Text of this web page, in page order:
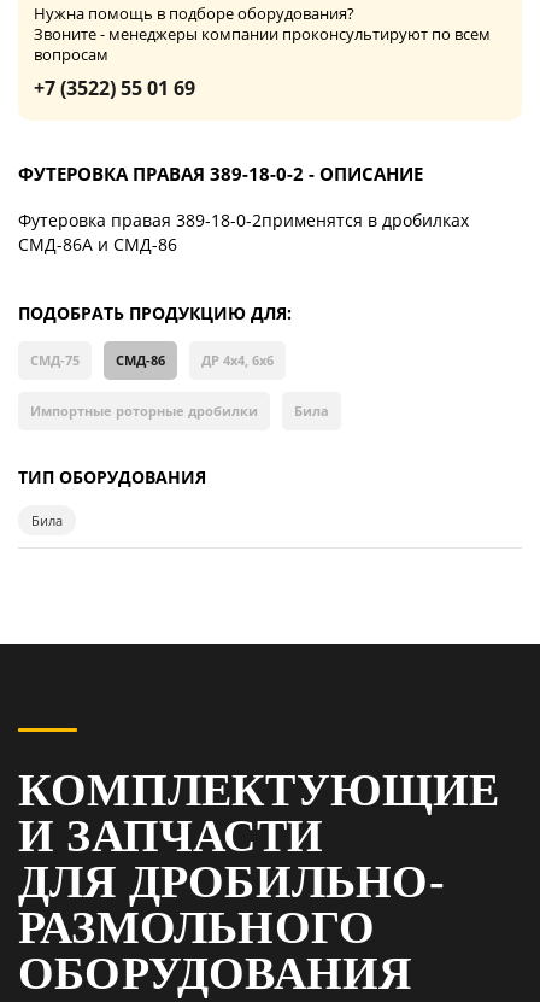
Нужна помощь в подборе оборудования?
Звоните - менеджеры компании проконсультируют по всем
вопросам
+7 (3522) 55 01 69
ФУТЕРОВКА ПРАВАЯ 389-18-0-2 - ОПИСАНИЕ
Футеровка правая 389-18-0-2применятся в дробилках
СМД-86А и СМД-86
ПОДОБРАТЬ ПРОДУКЦИЮ ДЛЯ:
СМД-75 СМД-86 ДР 4х4, 6х6
Импортные роторные дробилки Била
ТИП ОБОРУДОВАНИЯ
Била
КОМПЛЕКТУЮЩИЕ
И ЗАПЧАСТИ
ДЛЯ ДРОБИЛЬНО-
РАЗМОЛЬНОГО
ОБОРУДОВАНИЯ